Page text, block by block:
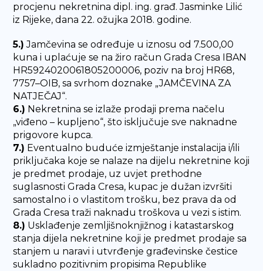
procjenu nekretnina dipl. ing. građ. Jasminke Lilić
iz Rijeke, dana 22. ožujka 2018. godine.
5.) Jamčevina se određuje u iznosu od 7.500,00
kuna i uplaćuje se na žiro račun Grada Cresa IBAN
HR5924020061805200006, poziv na broj HR68,
7757–OIB, sa svrhom doznake „JAMČEVINA ZA
NATJEČAJ“.
6.) Nekretnina se izlaže prodaji prema načelu
„viđeno – kupljeno“, što isključuje sve naknadne
prigovore kupca.
7.) Eventualno buduće izmještanje instalacija i/ili
priključaka koje se nalaze na dijelu nekretnine koji
je predmet prodaje, uz uvjet prethodne
suglasnosti Grada Cresa, kupac je dužan izvršiti
samostalno i o vlastitom trošku, bez prava da od
Grada Cresa traži naknadu troškova u vezi s istim.
8.) Usklađenje zemljišnoknjižnog i katastarskog
stanja dijela nekretnine koji je predmet prodaje sa
stanjem u naravi i utvrđenje građevinske čestice
sukladno pozitivnim propisima Republike